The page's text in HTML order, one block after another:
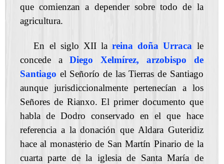
que comienzan a depender sobre todo de la
agricultura.
En el siglo XII lareina doña Urraca le
concede aDiego Xelmírez, arzobispo de
Santiago el Señorío de las Tierras de Santiago
aunque jurisdiccionalmente pertenecían a los
Señores de Rianxo. El primer documento que
habla de Dodro conservado en el que hace
referencia a la donación que Aldara Guteridiz
hace al monasterio de San Martín Pinario de la
cuarta parte de la iglesia de Santa María de